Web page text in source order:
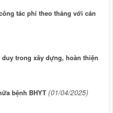
tác phí theo tháng với cán
trong xây dựng, hoàn thiện
bệnh BHYT (01/04/2025)